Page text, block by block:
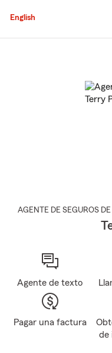
English
AGENTE DE SEGUROS
Agente de texto
Pagar una factura
de